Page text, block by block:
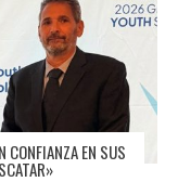
CONFIANZA EN SUS